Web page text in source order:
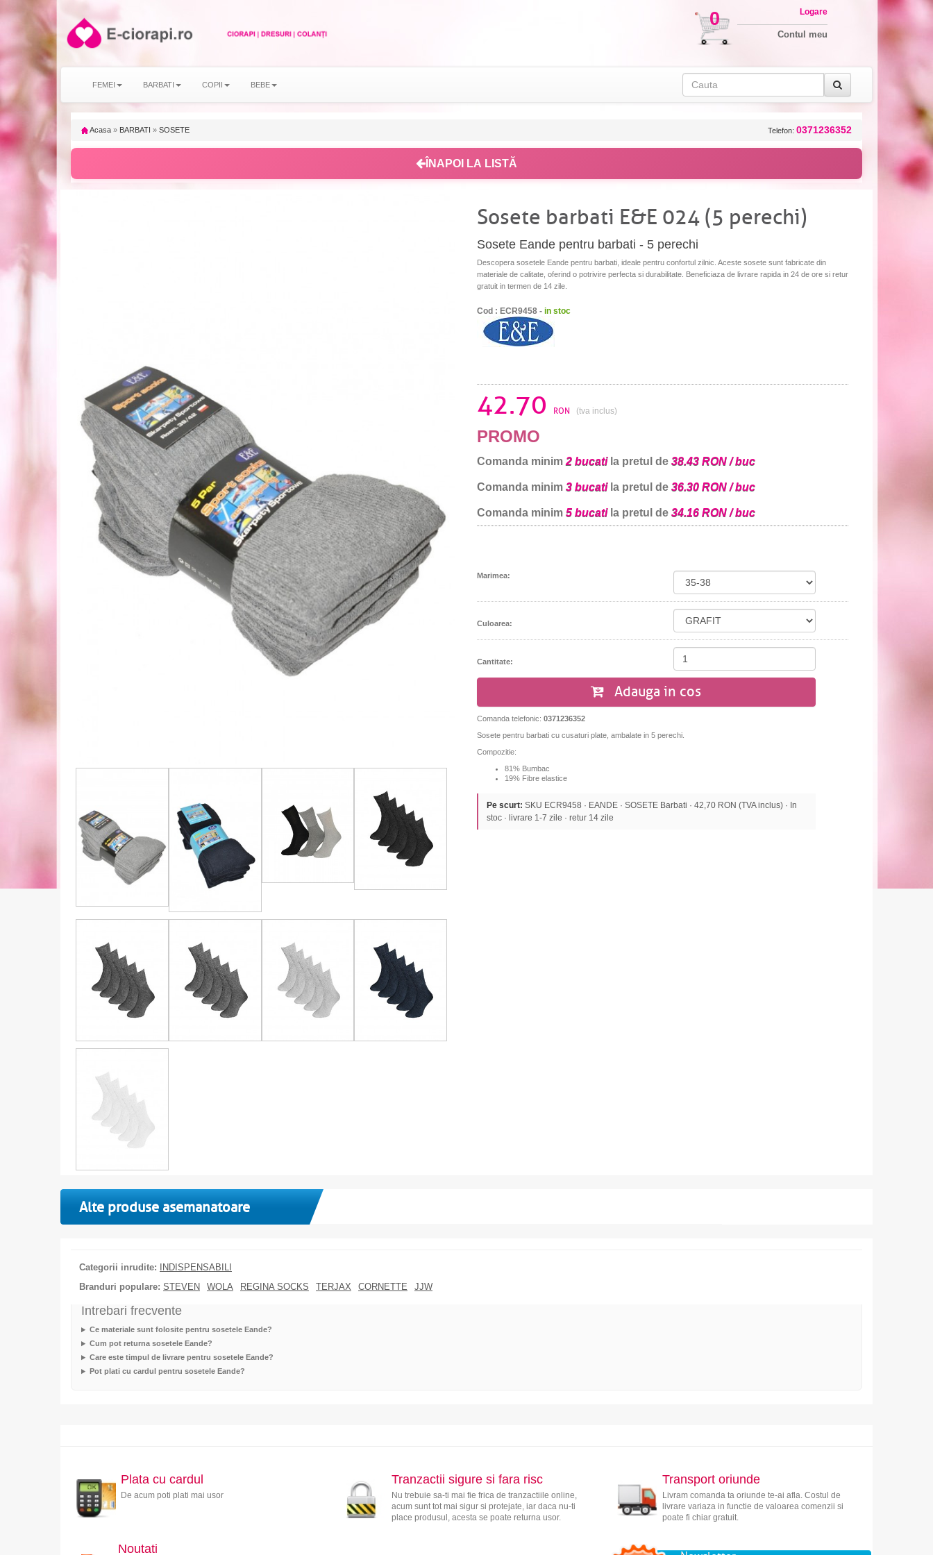
0 Logare
Contul meu
FEMEI BARBATI COPII BEBE
Acasa » BARBATI » SOSETE Telefon: 0371236352
ÎNAPOI LA LISTĂ
Sosete barbati E&E 024 (5 perechi)
Sosete Eande pentru barbati - 5 perechi
Descopera sosetele Eande pentru barbati, ideale pentru confortul zilnic. Aceste sosete sunt fabricate din
materiale de calitate, oferind o potrivire perfecta si durabilitate. Beneficiaza de livrare rapida in 24 de ore si retur
gratuit in termen de 14 zile.
Cod : ECR9458 - in stoc
42.70 RON (tva inclus)
PROMO
Comanda minim 2 bucatila pretul de 38.43 RON / buc
Comanda minim 3 bucatila pretul de 36.30 RON / buc
Comanda minim 5 bucatila pretul de 34.16 RON / buc
Marimea:
Culoarea:
Cantitate:
Adauga in cos
Comanda telefonic: 0371236352
Sosete pentru barbati cu cusaturi plate, ambalate in 5 perechi.
Compozitie:
81% Bumbac
19% Fibre elastice
Pe scurt: SKU ECR9458 · EANDE · SOSETE Barbati · 42,70 RON (TVA inclus) · In
stoc · livrare 1-7 zile · retur 14 zile
Alte produse asemanatoare
Categorii inrudite:
INDISPENSABILI
Branduri populare: STEVEN WOLA REGINA SOCKS TERJAX CORNETTE JJW
Intrebari frecvente
Ce materiale sunt folosite pentru sosetele Eande?
Cum pot returna sosetele Eande?
Care este timpul de livrare pentru sosetele Eande?
Pot plati cu cardul pentru sosetele Eande?
Plata cu cardul
De acum poti plati mai usor
Tranzactii sigure si fara risc
Nu trebuie sa-ti mai fie frica de tranzactiile online,
acum sunt tot mai sigur si protejate, iar daca nu-ti
place produsul, acesta se poate returna usor.
Transport oriunde
Livram comanda ta oriunde te-ai afla. Costul de
livrare variaza in functie de valoarea comenzii si
poate fi chiar gratuit.
Noutati